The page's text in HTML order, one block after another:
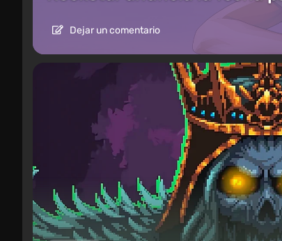
Dejar un comentario